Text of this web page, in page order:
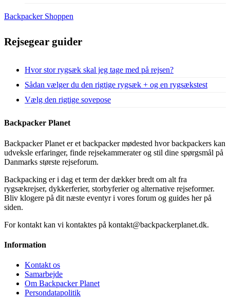
Backpacker Shoppen
Rejsegear guider
Hvor stor rygsæk skal jeg tage med på rejsen?
Sådan vælger du den rigtige rygsæk + og en rygsækstest
Vælg den rigtige sovepose
Backpacker Planet
Backpacker Planet er et backpacker mødested hvor backpackers kan
udveksle erfaringer, finde rejsekammerater og stil dine spørgsmål på
Danmarks største rejseforum.
Backpacking er i dag et term der dækker bredt om alt fra
rygsækrejser, dykkerferier, storbyferier og alternative rejseformer.
Bliv klogere på dit næste eventyr i vores forum og guides her på
siden.
For kontakt kan vi kontaktes på kontakt@backpackerplanet.dk.
Information
Kontakt os
Samarbejde
Om Backpacker Planet
Persondatapolitik